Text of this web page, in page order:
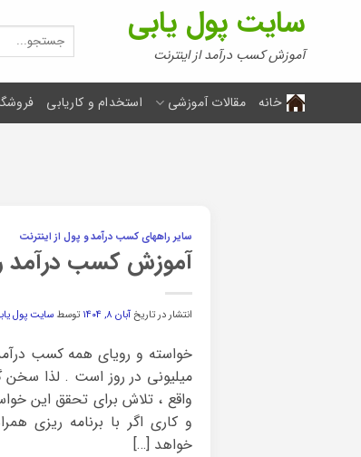
سایت پول یابی
آموزش کسب درآمد از اینترنت
جستجو
برای:
خانه مقالات آموزشی استخدام و کاریابی
سایر راههای کسب درآمد و پول از اینترنت
آموزش کسب درآمد
انتشار در تاریخآبان ۸, ۱۴۰۴ توسطسایت پول
خواسته و رویای همه کسب درآمد
میلیونی در روز است . لذا سخن
واقع ، تلاش برای تحقق این
و کاری اگر با برنامه ریزی
خواهد […]